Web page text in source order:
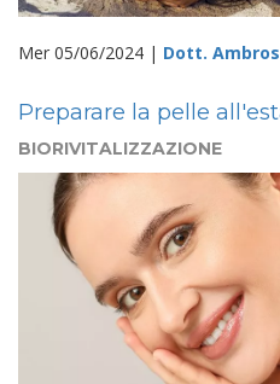
Mer 05/06/2024 | Dott.
Preparare la pelle
BIORIVITALIZZAZIONE